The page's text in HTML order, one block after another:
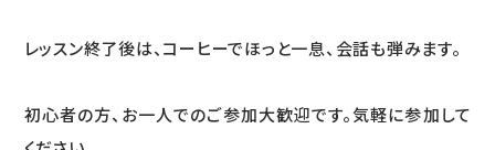
レッスン終了後は、コーヒーでほっと一息、会話も弾みます。
初心者の方、お一人でのご参加大歓迎です。気軽に参加して